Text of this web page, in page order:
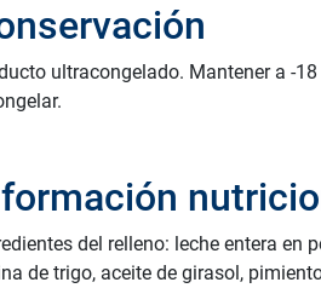
ultracongelado. Mantener a -
del relleno: leche entera en
de trigo, aceite de girasol,